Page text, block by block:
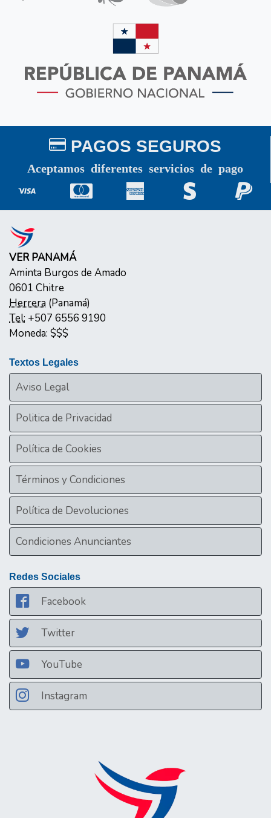
PAGOS SEGUROS
Aceptamos diferentes servicios de pago
VER PANAMÁ
Aminta Burgos de Amado
0601 Chitre
Herrera (Panamá)
Tel: +507 6556 9190
Moneda: $$$
Textos Legales
Aviso Legal
Politica de Privacidad
Política de Cookies
Términos y Condiciones
Política de Devoluciones
Condiciones Anunciantes
Redes Sociales
Facebook
Twitter
YouTube
Instagram